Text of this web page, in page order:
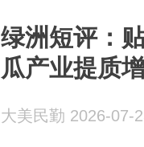
绿洲短评：
瓜产业提质
大美民勤 2026-07-